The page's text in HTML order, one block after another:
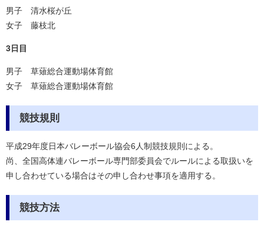
男子 清水桜が丘
女子 藤枝北
3日目
男子 草薙総合運動場体育館
女子 草薙総合運動場体育館
競技規則
平成29年度日本バレーボール協会6人制競技規則による。
尚、全国高体連バレーボール専門部委員会でルールによる取扱いを
申し合わせている場合はその申し合わせ事項を適用する。
競技方法